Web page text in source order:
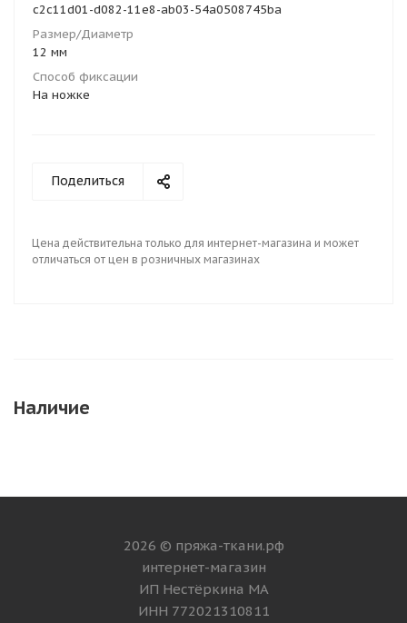
c2c11d01-d082-11e8-ab03-54a0508745ba
Размер/Диаметр
12 мм
Способ фиксации
На ножке
Поделиться
Цена действительна только для интернет-магазина и может
отличаться от цен в розничных магазинах
Наличие
2026 © пряжа-ткани.рф
интернет-магазин
ИП Нестёркина МА
ИНН 772021310811